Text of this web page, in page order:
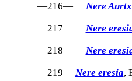
—216—
Nere
—217—
Nere
—218—
Nere
—219— Nere eresia,